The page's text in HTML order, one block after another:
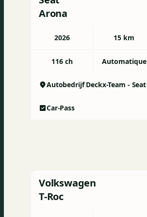
Arona
2026 15 km
116 ch Automatique
Autobedrijf Deckx-Team - Seat
Car-Pass
Volkswagen
T-Roc